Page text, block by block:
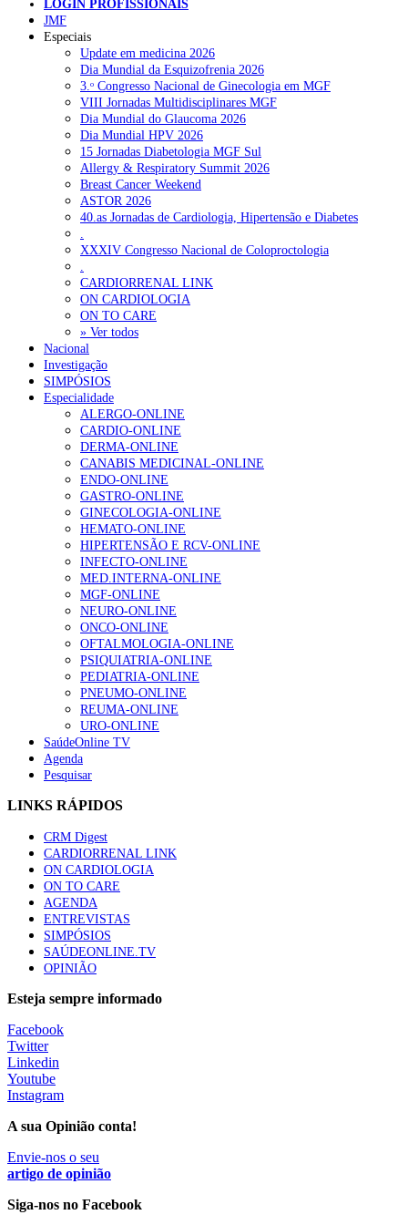
NOTÍCIAS RECENTES
Quase 11.900 jovens recorreram aos cheques psicólogo e
nutricionista no primeiro mês 7 de Agosto, 2026
ULS de Coimbra estreia cirurgia endoscópica do ouvido com
apoio robótico em Portugal 7 de Agosto, 2026
Enfermeiros exigem esclarecimentos sobre eventual gestão
privada da ULS do Algarve 7 de Agosto, 2026
Ordem dos Médicos alerta para riscos no novo sistema de acesso
a consultas e cirurgias
Portugal está a formar os médicos de que precisa?
2026
NOTÍCIAS MAIS LIDAS
Enfermagem Forense. “Da urgência ao tribunal, cada
gesto conta e cada profissional faz a diferença”
203 visualizações
1.º Episódio do Podcast “Frequência Cardio – Sintoniza-
te na Insuficiência Cardíaca” da Bayer
202 visualizações
Alguns milhares de utentes podem ficar sem médico de
família com nova regras do registo, alerta associação
160 visualizações
“Os programas de rastreio do cancro do pulmão são
custo-efetivos e representam um investimento
sustentável para os sistemas de saúde”
94 visualizações
Quase quatro em cada dez doentes com enfarte
88 visualizações
Trodelvy aprovado para primeira linha no cancro da
mama triplo negativo metastático em doentes não
elegíveis para inibidores PD-(L)1
61 visualizações
MAIS NOTÍCIAS
Quase 11.900 jovens recorreram aos cheques psicólogo e
nutricionista no primeiro mês
7 Ago, 2026
ULS de Coimbra estreia cirurgia endoscópica do ouvido com
apoio robótico em Portugal
7 Ago, 2026 0 Comments
LOGIN PROFISSIONAIS
JMF
Especiais
Update em medicina 2026
Dia Mundial da Esquizofrenia 2026
3.ᵒ Congresso Nacional de Ginecologia em MGF
VIII Jornadas Multidisciplinares MGF
Dia Mundial do Glaucoma 2026
Dia Mundial HPV 2026
15 Jornadas Diabetologia MGF Sul
Allergy & Respiratory Summit 2026
Breast Cancer Weekend
ASTOR 2026
40.as Jornadas de Cardiologia, Hipertensão e Diabetes
.
XXXIV Congresso Nacional de Coloproctologia
.
CARDIORRENAL LINK
ON CARDIOLOGIA
ON TO CARE
» Ver todos
Nacional
Investigação
SIMPÓSIOS
Especialidade
ALERGO-ONLINE
CARDIO-ONLINE
DERMA-ONLINE
CANABIS MEDICINAL-ONLINE
ENDO-ONLINE
GASTRO-ONLINE
GINECOLOGIA-ONLINE
HEMATO-ONLINE
HIPERTENSÃO E RCV-ONLINE
INFECTO-ONLINE
MED.INTERNA-ONLINE
MGF-ONLINE
NEURO-ONLINE
ONCO-ONLINE
OFTALMOLOGIA-ONLINE
PSIQUIATRIA-ONLINE
PEDIATRIA-ONLINE
PNEUMO-ONLINE
REUMA-ONLINE
URO-ONLINE
SaúdeOnline TV
Agenda
Pesquisar
LINKS RÁPIDOS
CRM Digest
CARDIORRENAL LINK
ON CARDIOLOGIA
ON TO CARE
AGENDA
ENTREVISTAS
SIMPÓSIOS
SAÚDEONLINE.TV
OPINIÃO
Esteja sempre informado
Facebook
Twitter
Linkedin
Youtube
Instagram
A sua Opinião conta!
Envie-nos o seu
artigo de opinião
Siga-nos no Facebook